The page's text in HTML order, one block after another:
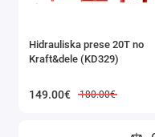
Hidrauliska prese 20T no
Kraft&dele (KD329)
149.00€ 180.00€